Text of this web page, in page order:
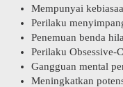
Mempunyai
Perilaku
Penemuan benda
Perilaku Obsessive-
Gangguan mental
Meningkatkan